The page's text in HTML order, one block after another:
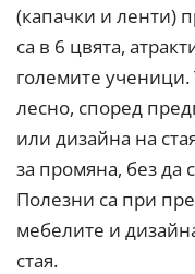
(капачки и ленти)
са в 6 цвята,
големите ученици.
лесно, според
или дизайна на
за промяна, без да
Полезни са при
мебелите и
стая.